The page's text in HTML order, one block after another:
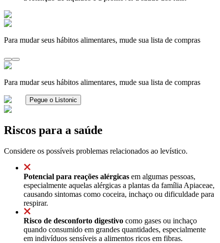
Para mudar seus hábitos alimentares, mude sua lista de compras
Para mudar seus hábitos alimentares, mude sua lista de compras
Pegue o Listonic
Riscos para a saúde
Considere os possíveis problemas relacionados ao levístico.
Potencial para reações alérgicas em algumas pessoas,
especialmente aquelas alérgicas a plantas da família Apiaceae,
causando sintomas como coceira, inchaço ou dificuldade para
respirar.
Risco de desconforto digestivo como gases ou inchaço
quando consumido em grandes quantidades, especialmente
em indivíduos sensíveis a alimentos ricos em fibras.